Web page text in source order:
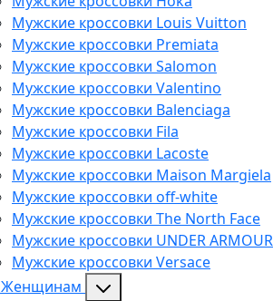
Мужские кроссовки Louis Vuitton
Мужские кроссовки Premiata
Мужские кроссовки Salomon
Мужские кроссовки Valentino
Мужские кроссовки Balenciaga
Мужские кроссовки Fila
Мужские кроссовки Lacoste
Мужские кроссовки Maison Margiela
Мужские кроссовки off-white
Мужские кроссовки The North Face
Мужские кроссовки UNDER ARMOUR
Мужские кроссовки Versace
Женщинам